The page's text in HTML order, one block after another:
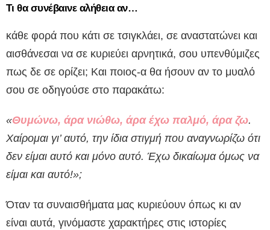
Τι θα συνέβαινε αλήθεια αν…
κάθε φορά που κάτι σε τσιγκλάει, σε αναστατώνει και
αισθάνεσαι να σε κυριεύει αρνητικά, σου υπενθύμιζες
πως δε σε ορίζει; Και ποιος-α θα ήσουν αν το μυαλό
σου σε οδηγούσε στο παρακάτω:
«Θυμώνω, άρα νιώθω, άρα έχω παλμό, άρα ζω.
Χαίρομαι γι’ αυτό, την ίδια στιγμή που αναγνωρίζω ότι
δεν είμαι αυτό και μόνο αυτό. Έχω δικαίωμα όμως να
είμαι και αυτό!»;
Όταν τα συναισθήματα μας κυριεύουν όπως κι αν
είναι αυτά, γινόμαστε χαρακτήρες στις ιστορίες